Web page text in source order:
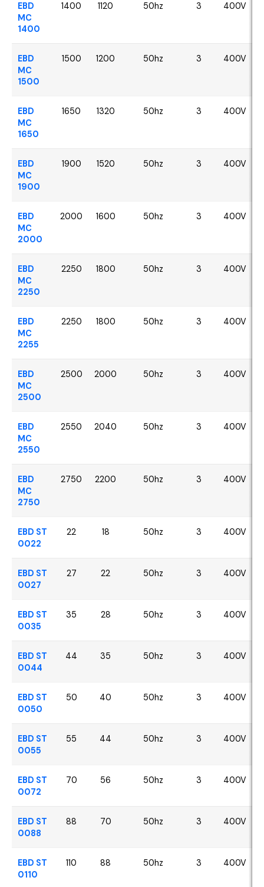
EBD
MC
1400
1400 1120 50hz 3 400V
EBD
MC
1500
1500 1200 50hz 3 400V
EBD
MC
1650
1650 1320 50hz 3 400V
EBD
MC
1900
1900 1520 50hz 3 400V
EBD
MC
2000
2000 1600 50hz 3 400V
EBD
MC
2250
2250 1800 50hz 3 400V
EBD
MC
2255
2250 1800 50hz 3 400V
EBD
MC
2500
2500 2000 50hz 3 400V
EBD
MC
2550
2550 2040 50hz 3 400V
EBD
MC
2750
2750 2200 50hz 3 400V
EBD ST
0022
22 18 50hz 3 400V
EBD ST
0027
27 22 50hz 3 400V
EBD ST
0035
35 28 50hz 3 400V
EBD ST
0044
44 35 50hz 3 400V
EBD ST
0050
50 40 50hz 3 400V
EBD ST
0055
55 44 50hz 3 400V
EBD ST
0072
70 56 50hz 3 400V
EBD ST
0088
88 70 50hz 3 400V
EBD ST
0110
110 88 50hz 3 400V